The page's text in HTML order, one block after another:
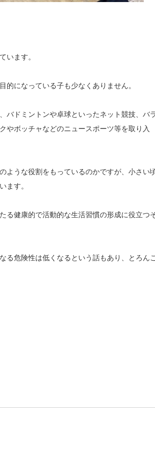
います。
になっている子も少なくありません。
バドミントンや卓球といったネット競技、バ
やボッチャなどのニュースポーツ等を取り入
ような役割をもっているのかですが、小さい
ます。
る健康的で活動的な生活習慣の形成に役立つ
る危険性は低くなるという話もあり、とろんこ